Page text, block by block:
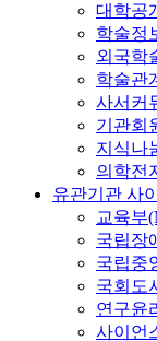
대학공
학술정
외국학
학술관
사서커
기관회
지식나
의학전
유관기관 사
교육부
국립장
국립중
국회도
연구윤
사이언